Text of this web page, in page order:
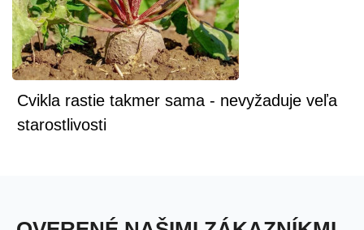
Cvikla rastie takmer sama - nevyžaduje veľa
starostlivosti